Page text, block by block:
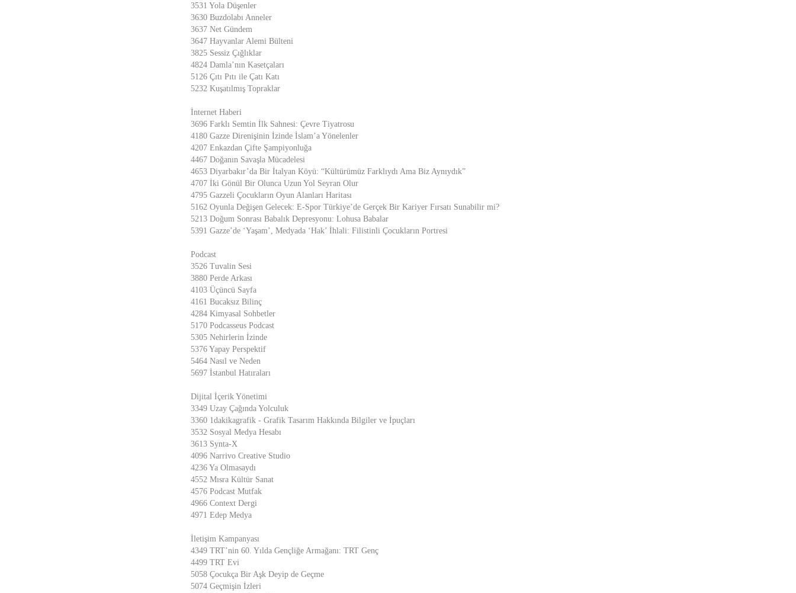
3531 Yola Düşenler
3630 Buzdolabı Anneler
3637 Net Gündem
3647 Hayvanlar Alemi Bülteni
3825 Sessiz Çığlıklar
4824 Damla’nın Kasetçaları
5126 Çıtı Pıtı ile Çatı Katı
5232 Kuşatılmış Topraklar
İnternet Haberi
3696 Farklı Semtin İlk Sahnesi: Çevre Tiyatrosu
4180 Gazze Direnişinin İzinde İslam’a Yönelenler
4207 Enkazdan Çifte Şampiyonluğa
4467 Doğanın Savaşla Mücadelesi
4653 Diyarbakır’da Bir İtalyan Köyü: “Kültürümüz Farklıydı Ama Biz Aynıydık”
4707 İki Gönül Bir Olunca Uzun Yol Seyran Olur
4795 Gazzeli Çocukların Oyun Alanları Haritası
5162 Oyunla Değişen Gelecek: E-Spor Türkiye’de Gerçek Bir Kariyer Fırsatı Sunabilir mi?
5213 Doğum Sonrası Babalık Depresyonu: Lohusa Babalar
5391 Gazze’de ‘Yaşam’, Medyada ‘Hak’ İhlali: Filistinli Çocukların Portresi
Podcast
3526 Tuvalin Sesi
3880 Perde Arkası
4103 Üçüncü Sayfa
4161 Bucaksız Bilinç
4284 Kimyasal Sohbetler
5170 Podcasseus Podcast
5305 Nehirlerin İzinde
5376 Yapay Perspektif
5464 Nasıl ve Neden
5697 İstanbul Hatıraları
Dijital İçerik Yönetimi
3349 Uzay Çağında Yolculuk
3360 1dakikagrafik - Grafik Tasarım Hakkında Bilgiler ve İpuçları
3532 Sosyal Medya Hesabı
3613 Synta-X
4096 Narrivo Creative Studio
4236 Ya Olmasaydı
4552 Mısra Kültür Sanat
4576 Podcast Mutfak
4966 Context Dergi
4971 Edep Medya
İletişim Kampanyası
4349 TRT’nin 60. Yılda Gençliğe Armağanı: TRT Genç
4499 TRT Evi
5058 Çocukça Bir Aşk Deyip de Geçme
5074 Geçmişin İzleri